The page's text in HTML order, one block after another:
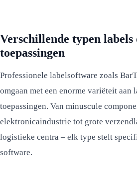
Verschillende typen labels
toepassingen
Professionele labelsoftware zoals
omgaan met een enorme variëteit aan
toepassingen. Van minuscule
elektronicaindustrie tot grote
logistieke centra – elk type stelt
software.